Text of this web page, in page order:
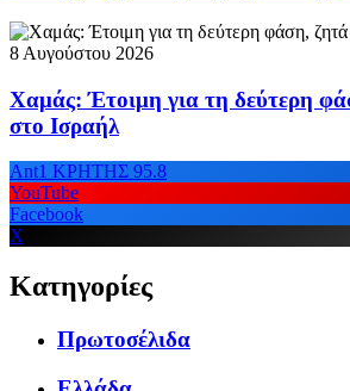
8 Αυγούστου 2026
Χαμάς: Έτοιμη για τη δεύτερη
στο Ισραήλ
Ant1 ΚΡΗΤΗΣ 95.8
YouTube
Facebook
X
Κατηγορίες
Πρωτοσέλιδα